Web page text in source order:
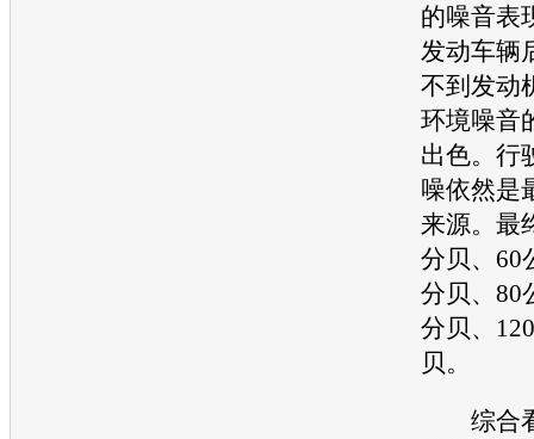
的噪音表
发动车辆
不到 发动
环境噪音
出色。行
噪依然是
来源。最
分贝、60
分贝、80
分贝、
贝。
综合看